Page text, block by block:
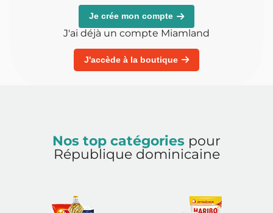
Je crée mon compte
J'ai déjà un compte Miamland
J'accède à la boutique
Nos top catégories pour
République dominicaine